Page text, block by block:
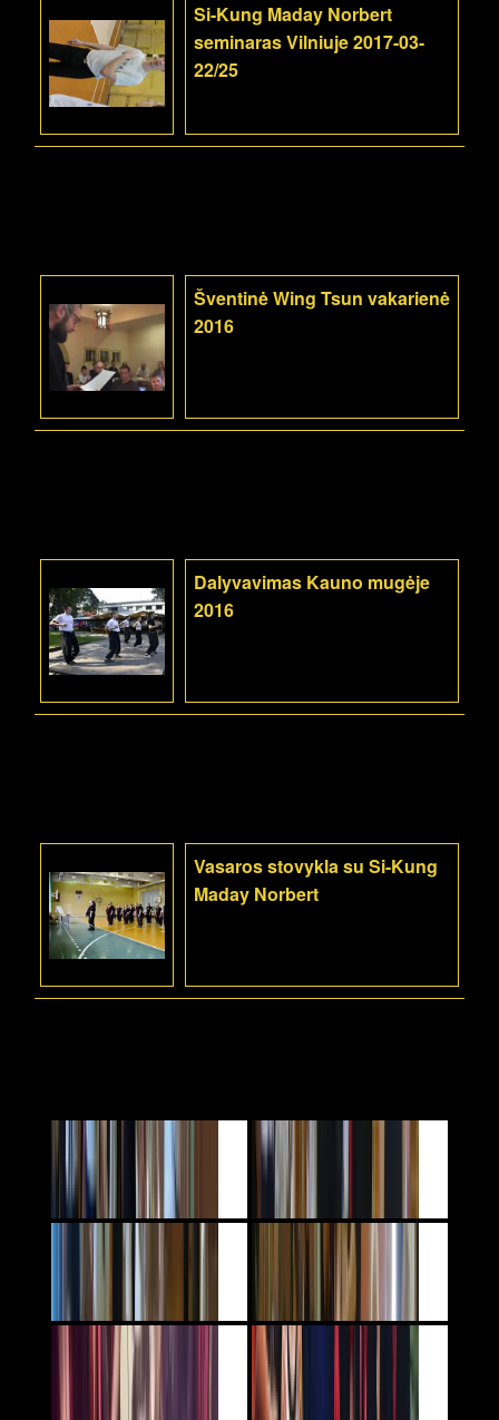
Si-Kung Maday Norbert
seminaras Vilniuje 2017-03-
22/25
Šventinė Wing Tsun vakarienė
2016
Dalyvavimas Kauno mugėje
2016
Vasaros stovykla su Si-Kung
Maday Norbert